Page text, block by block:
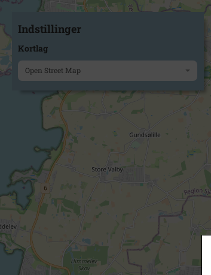
Indstillinger
Kortlag
Open Street Map